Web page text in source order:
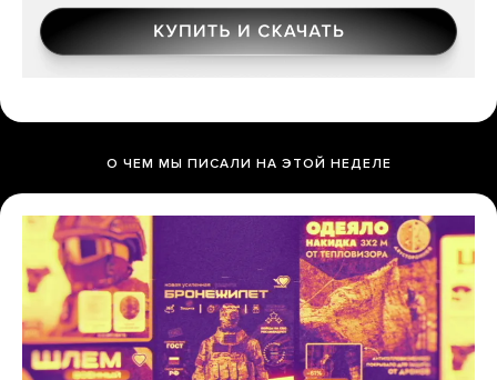
О ЧЕМ МЫ ПИСАЛИ НА ЭТОЙ НЕДЕЛЕ